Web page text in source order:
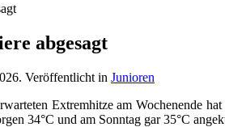
abgesagt
. Veröffentlicht in Junioren
Extremhitze am Wochenende
34°C und am Sonntag gar 35°C